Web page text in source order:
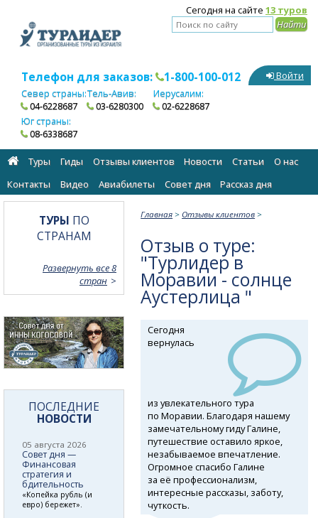
Сегодня на сайте 13 туров
Телефон для заказов: 1-800-100-012
Север страны:
04-6228687
Тель-Авив:
03-6280300
Иерусалим:
02-6228687
Юг страны:
08-6338687
Войти
Туры Гиды Отзывы клиентов Новости Статьи
О нас
Контакты
Видео Авиабилеты Cовет дня Рассказ дня
Главная > Отзывы клиентов >
Отзыв о туре:
"Турлидер в
Моравии - солнце
Аустерлица "
Сегодня
вернулась
из увлекательного тура
по Моравии. Благодаря нашему
замечательному гиду Галине,
путешествие оставило яркое,
незабываемое впечатление.
Огромное спасибо Галине
за её профессионализм,
интересные рассказы, заботу,
чуткость.
ТУРЫ ПО
СТРАНАМ
Развернуть все 8
стран
ПОСЛЕДНИЕ
НОВОСТИ
05 августа 2026
Совет дня —
Финансовая
стратегия и
бдительность
«Копейка рубль (и
евро) бережет».